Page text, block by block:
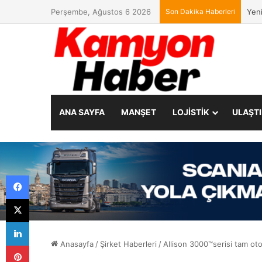
Perşembe, Ağustos 6 2026 Son Dakika Haberleri ZF
ANA SAYFA MANŞET LOJİSTİK
Anasayfa/ Şirket Haberleri /Allison 3000™serisi tam
Facebook
X
LinkedIn
Pinterest